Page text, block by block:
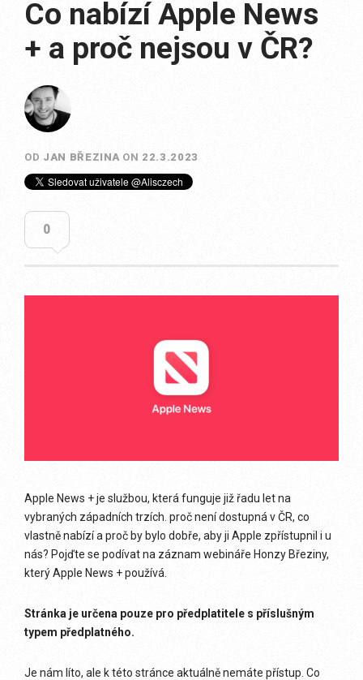
Co nabízí Apple News
+ a proč nejsou v ČR?
OD JAN BŘEZINA ON 22.3.2023
0
Apple News + je službou, která funguje již řadu let na
vybraných západních trzích. proč není dostupná v ČR, co
vlastně nabízí a proč by bylo dobře, aby ji Apple zpřístupnil i u
nás? Pojďte se podívat na záznam webináře Honzy Březiny,
který Apple News + používá.
Stránka je určena pouze pro předplatitele s příslušným
typem předplatného.
Je nám líto, ale k této stránce aktuálně nemáte přístup. Co